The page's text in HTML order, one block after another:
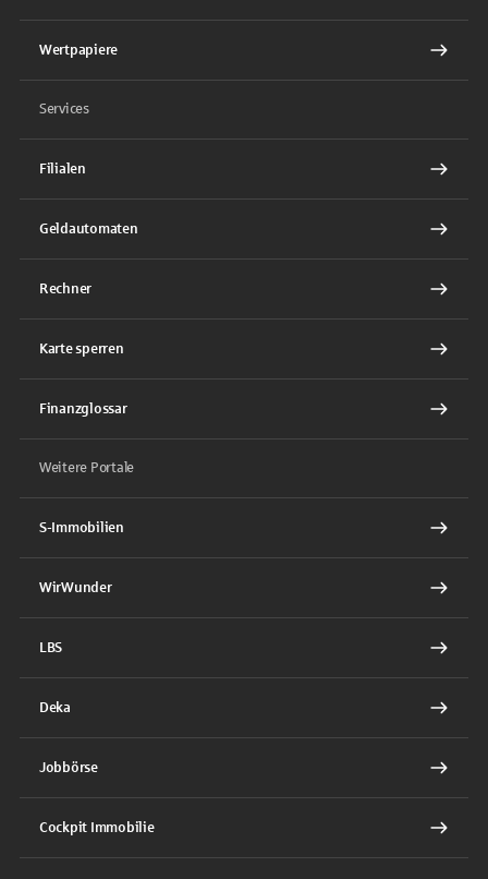
Wertpapiere
Services
Filialen
Geldautomaten
Rechner
Karte sperren
Finanzglossar
Weitere Portale
S-Immobilien
WirWunder
LBS
Deka
Jobbörse
Cockpit Immobilie